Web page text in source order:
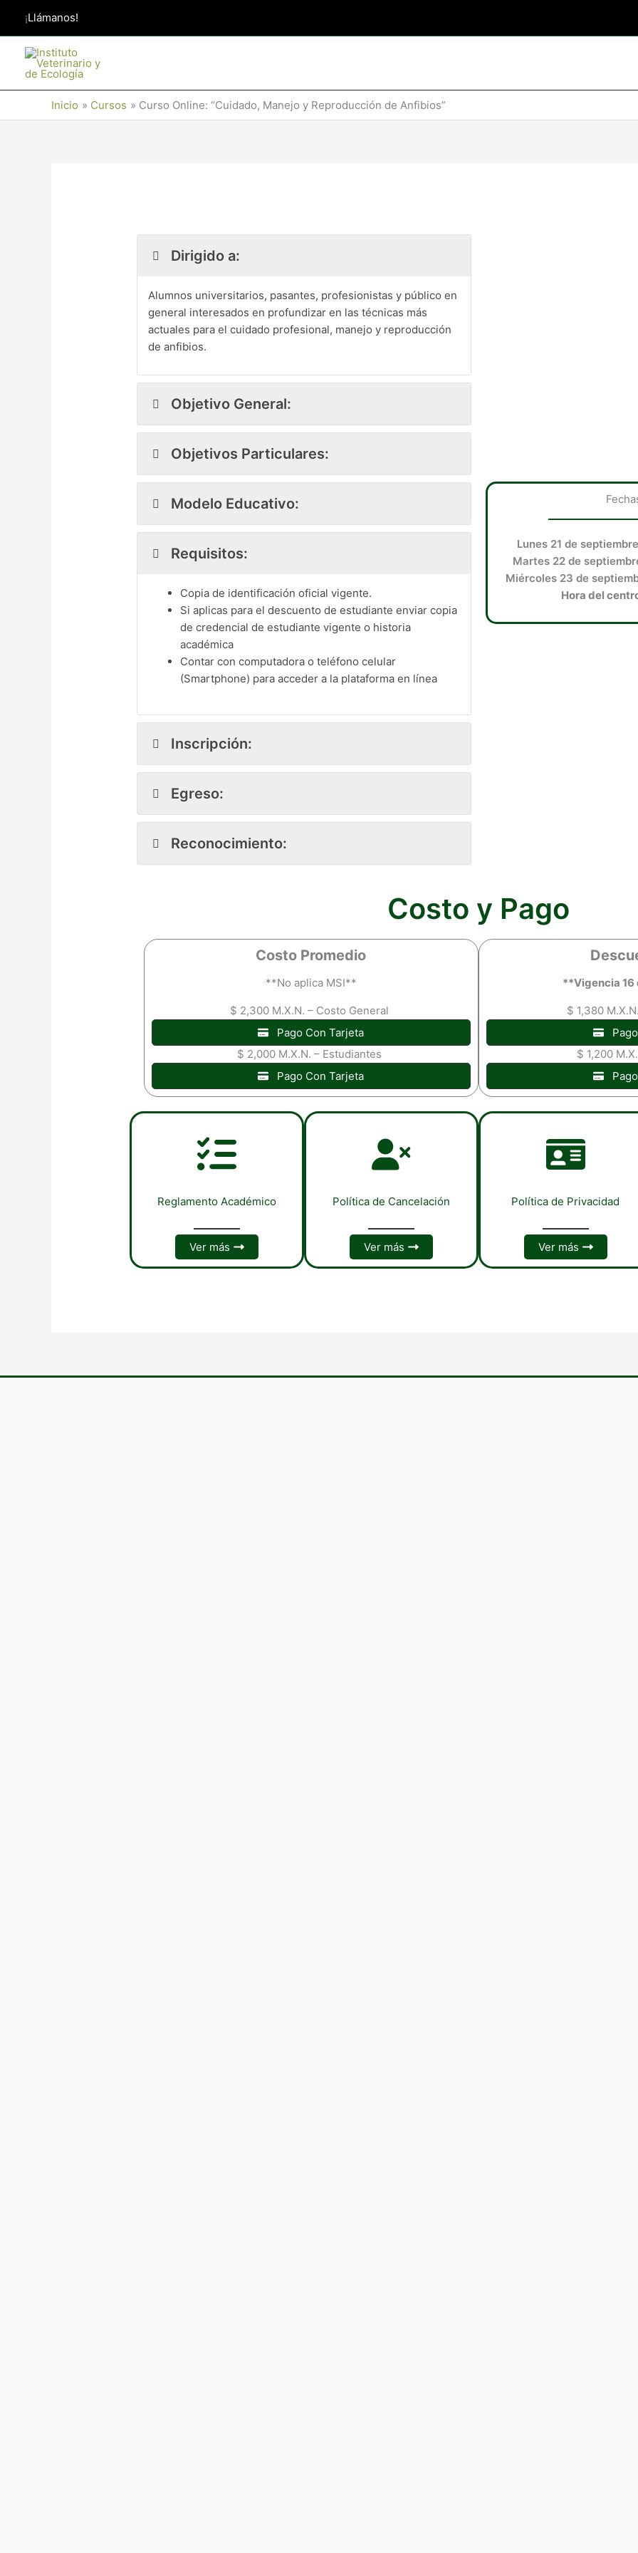
¡Llámanos!
Inicio Cursos Curso Online: “Cuidado, Manejo y Reproducción de Anfibios”
Dirigido a:
Alumnos universitarios, pasantes, profesionistas y público en
general interesados en profundizar en las técnicas más
actuales para el cuidado profesional, manejo y reproducción
de anfibios.
Objetivo General:
Objetivos Particulares:
Modelo Educativo:
Requisitos:
Copia de identificación oficial vigente.
Si aplicas para el descuento de estudiante enviar copia
de credencial de estudiante vigente o historia
académica
Contar con computadora o teléfono celular
(Smartphone) para acceder a la plataforma en línea
Inscripción:
Egreso:
Reconocimiento:
Lunes 21 de
Martes 22 de
Miércoles 23 de
Hora del
Costo y Pago
Costo Promedio
**No aplica MSI**
$ 2,300 M.X.N. – Costo General
Pago Con Tarjeta
$ 2,000 M.X.N. – Estudiantes
Pago Con Tarjeta
**Vigencia 16
$ 1,380
$ 1,200
Reglamento Académico
Ver más
Política de Cancelación
Ver más
Política de Privacidad
Ver más